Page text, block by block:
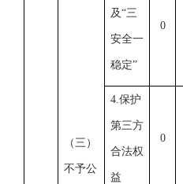
（三）
不予公
及“三
安全一
稳定”
0
4.保护
第三方
合法权
益
0